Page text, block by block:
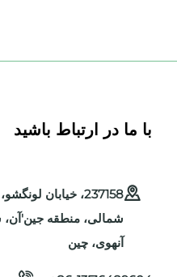
با ما در ارتباط باشید
237158، خیابان
شمالی، منطقه جین'آن،
آنهوی، چین